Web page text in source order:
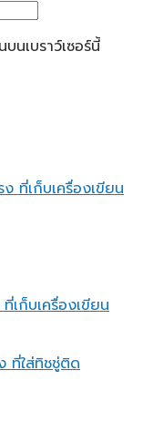
นเบราว์เซอร์นี้
เก็บเครื่องเขียน